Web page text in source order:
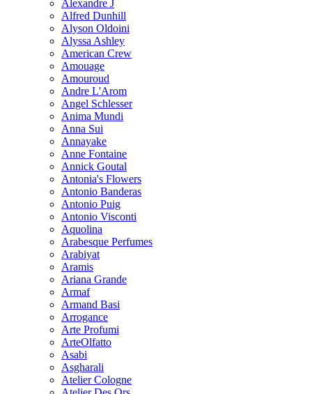
Alexandre J
Alfred Dunhill
Alyson Oldoini
Alyssa Ashley
American Crew
Amouage
Amouroud
Andre L'Arom
Angel Schlesser
Anima Mundi
Anna Sui
Annayake
Anne Fontaine
Annick Goutal
Antonia's Flowers
Antonio Banderas
Antonio Puig
Antonio Visconti
Aquolina
Arabesque Perfumes
Arabiyat
Aramis
Ariana Grande
Armaf
Armand Basi
Arrogance
Arte Profumi
ArteOlfatto
Asabi
Asgharali
Atelier Cologne